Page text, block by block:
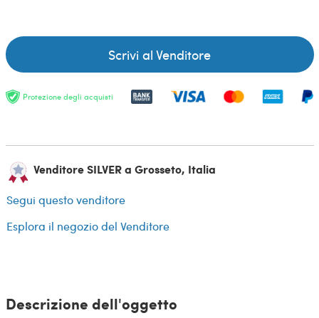
Scrivi al Venditore
Protezione degli acquisti
Venditore SILVER a Grosseto, Italia
Segui questo venditore
Esplora il negozio del Venditore
Descrizione dell'oggetto